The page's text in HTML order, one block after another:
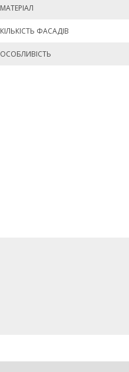
МАТЕРІАЛ
КІЛЬКІСТЬ ФАСАДІВ
ОСОБЛИВІСТЬ